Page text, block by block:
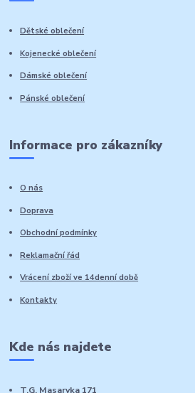
Dětské oblečení
Kojenecké oblečení
Dámské oblečení
Pánské oblečení
Informace pro zákazníky
O nás
Doprava
Obchodní podmínky
Reklamační řád
Vrácení zboží ve 14denní době
Kontakty
Kde nás najdete
T.G. Masaryka 171